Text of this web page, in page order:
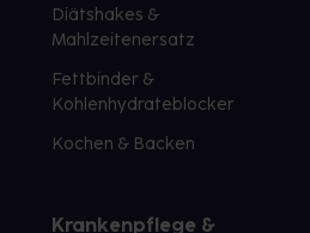
Diätshakes &
Mahlzeitenersatz
Fettbinder &
Kohlenhydrateblocker
Kochen & Backen
Krankenpflege &